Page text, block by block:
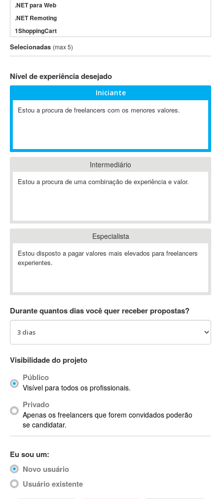
.NET para Web
.NET Remoting
1ShoppingCart
3DS Max
3GSM
802.11
A-GPS
ABAP
Abaqus
ABBYY FineReader
Ableton
Ableton Push
Abstract
AC3
ACID Pro
ACPI
Acrobat
Acrobat X
Acronis
ACT
Actimize
ActionScript
ActionScript 3
Selecionadas (max 5)
Nível de experiência desejado
Iniciante
Estou a procura de freelancers com os menores valores.
Intermediário
Estou a procura de uma combinação de experiência e valor.
Especialista
Estou disposto a pagar valores mais elevados para freelancers
experientes.
Durante quantos dias você quer receber propostas?
Visibilidade do projeto
Público
Visível para todos os profissionais.
Privado
Apenas os freelancers que forem convidados poderão
se candidatar.
Eu sou um:
Novo usuário
Usuário existente